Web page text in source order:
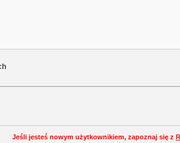
Jeśli jesteś nowym użytkownikiem, zapoznaj się z